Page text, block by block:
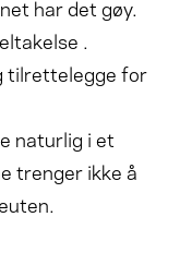
har det gøy.
.
tilrettelegge for
naturlig i et
trenger ikke å